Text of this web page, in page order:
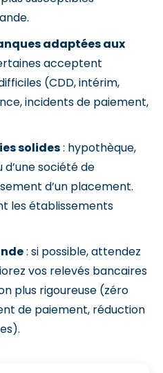
adaptées aux
acceptent
(CDD, intérim,
incidents de paiement,
solides: hypothèque,
société de
d’un placement.
les établissements
: si possible, attendez
vos relevés bancaires
plus rigoureuse (zéro
de paiement, réduction